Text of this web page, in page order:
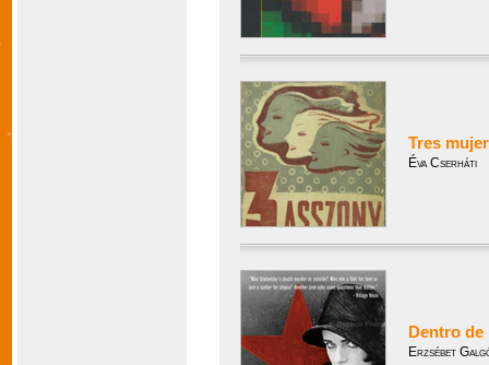
Tres
Éva Cserháti
Dentro de
Erzsébet